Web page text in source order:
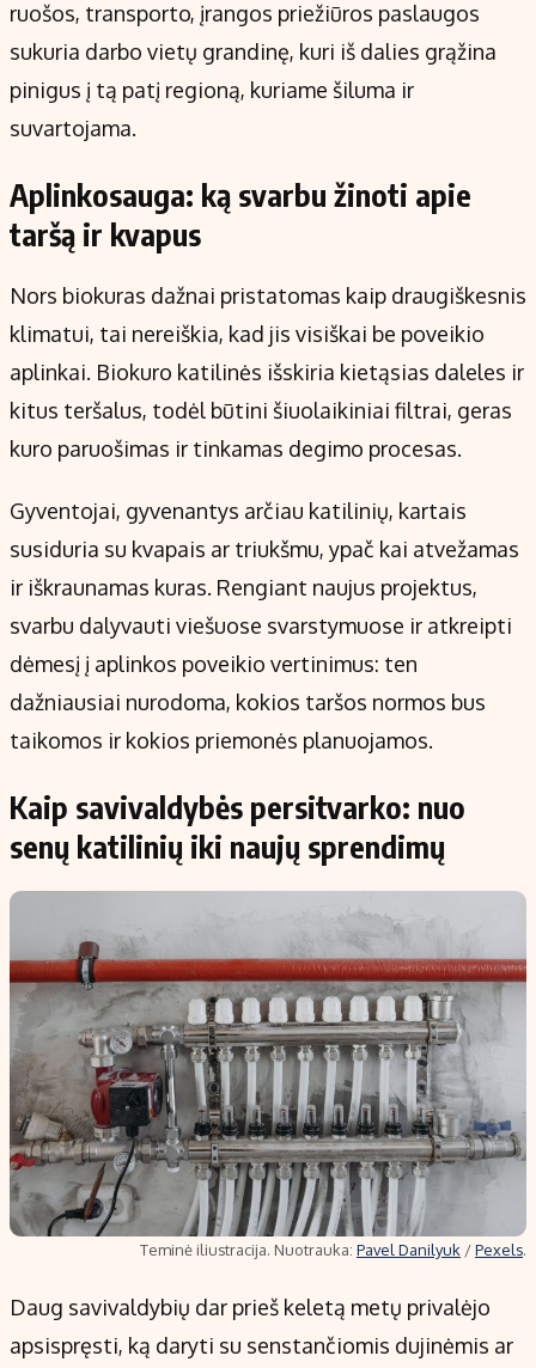
ruošos, transporto, įrangos priežiūros paslaugos
sukuria darbo vietų grandinę, kuri iš dalies grąžina
pinigus į tą patį regioną, kuriame šiluma ir
suvartojama.
Aplinkosauga: ką svarbu žinoti apie
taršą ir kvapus
Nors biokuras dažnai pristatomas kaip draugiškesnis
klimatui, tai nereiškia, kad jis visiškai be poveikio
aplinkai. Biokuro katilinės išskiria kietąsias daleles ir
kitus teršalus, todėl būtini šiuolaikiniai filtrai, geras
kuro paruošimas ir tinkamas degimo procesas.
Gyventojai, gyvenantys arčiau katilinių, kartais
susiduria su kvapais ar triukšmu, ypač kai atvežamas
ir iškraunamas kuras. Rengiant naujus projektus,
svarbu dalyvauti viešuose svarstymuose ir atkreipti
dėmesį į aplinkos poveikio vertinimus: ten
dažniausiai nurodoma, kokios taršos normos bus
taikomos ir kokios priemonės planuojamos.
Kaip savivaldybės persitvarko: nuo
senų katilinių iki naujų sprendimų
Teminė iliustracija. Nuotrauka: Pavel Danilyuk /Pexels.
Daug savivaldybių dar prieš keletą metų privalėjo
apsispręsti, ką daryti su senstančiomis dujinėmis ar